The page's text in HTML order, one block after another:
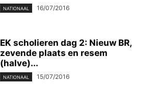
NATIONAAL 16/07/2016
EK scholieren dag 2: Nieuw BR,
zevende plaats en resem
(halve)...
NATIONAAL 15/07/2016